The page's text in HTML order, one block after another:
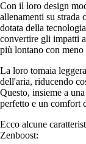
Con il loro design
allenamenti su strada
dotata della
convertire gli impatti
più lontano con meno
La loro tomaia
dell'aria, riducendo
Questo, insieme a
perfetto e un comfort
Ecco alcune
Zenboost: